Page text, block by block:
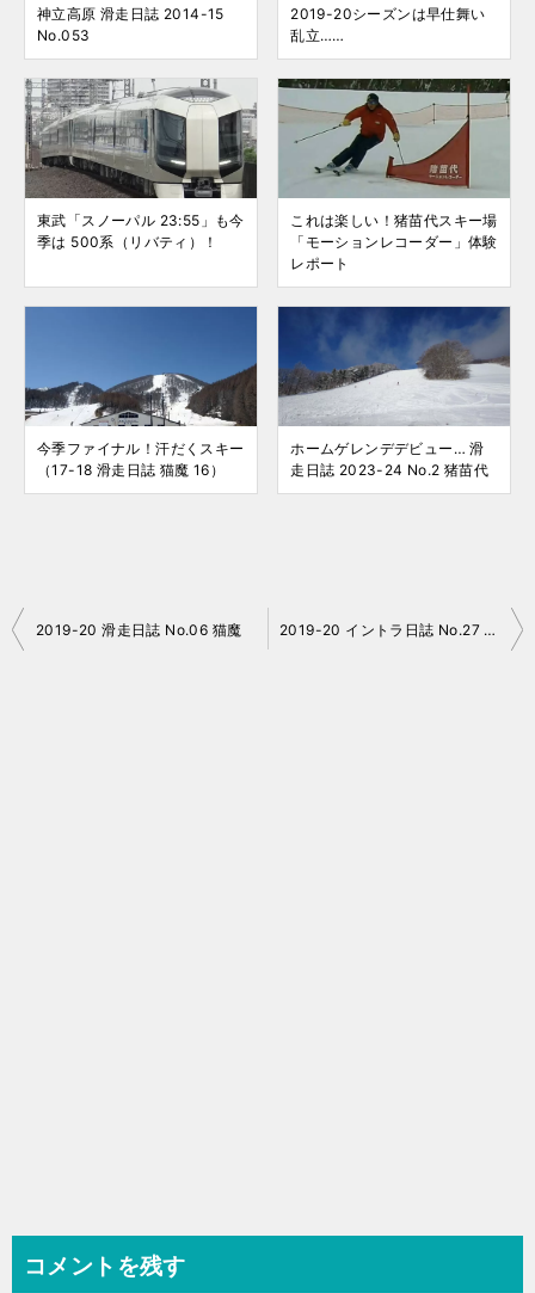
神立高原 滑走日誌 2014-15
No.053
2019-20シーズンは早仕舞い
乱立……
東武「スノーパル 23:55」も今
季は 500系（リバティ）！
これは楽しい！猪苗代スキー場
「モーションレコーダー」体験
レポート
今季ファイナル！汗だくスキー
（17-18 滑走日誌 猫魔 16）
ホームゲレンデデビュー… 滑
走日誌 2023-24 No.2 猪苗代
投
2019-20 滑走日誌 No.06 猫魔 2019-20 イントラ日誌 No.27 猪苗代リゾートの粋なはからい
コメントを残す